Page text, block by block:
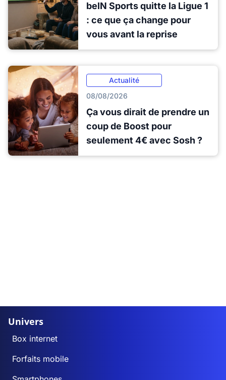
beIN Sports quitte la Ligue 1
: ce que ça change pour
vous avant la reprise
Actualité
08/08/2026
Ça vous dirait de prendre un
coup de Boost pour
seulement 4€ avec Sosh ?
Univers
Box internet
Forfaits mobile